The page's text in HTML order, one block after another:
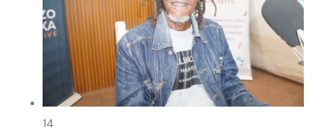
14